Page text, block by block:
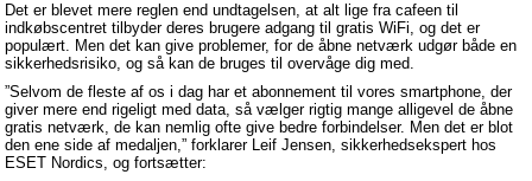
Det er blevet mere reglen end undtagelsen, at alt lige fra cafeen til
indkøbscentret tilbyder deres brugere adgang til gratis WiFi, og det er
populært. Men det kan give problemer, for de åbne netværk udgør både en
sikkerhedsrisiko, og så kan de bruges til overvåge dig med.
”Selvom de fleste af os i dag har et abonnement til vores smartphone, der
giver mere end rigeligt med data, så vælger rigtig mange alligevel de åbne
gratis netværk, de kan nemlig ofte give bedre forbindelser. Men det er blot
den ene side af medaljen,” forklarer Leif Jensen, sikkerhedsekspert hos
ESET Nordics, og fortsætter: